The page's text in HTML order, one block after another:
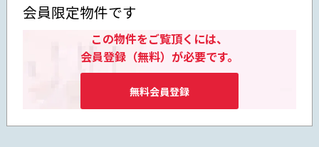
会員限定物件です
この物件をご覧頂くには、
会員登録（無料）が必要です。
無料会員登録